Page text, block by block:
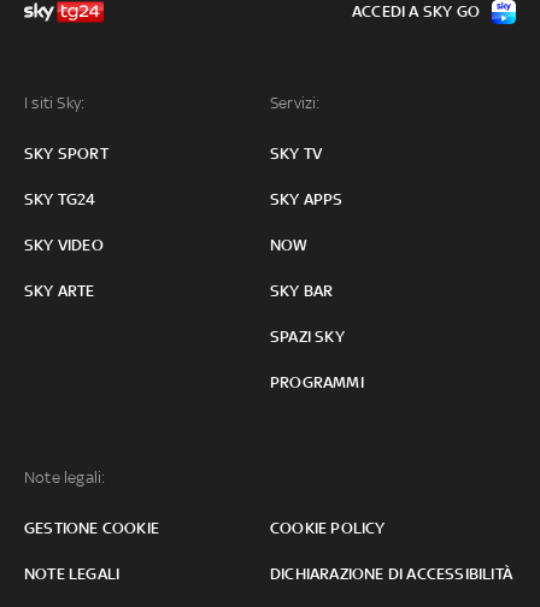
I siti Sky:
SKY SPORT
SKY TG24
SKY VIDEO
SKY ARTE
Servizi:
SKY TV
SKY APPS
NOW
SKY BAR
SPAZI SKY
PROGRAMMI
Note legali:
GESTIONE COOKIE COOKIE POLICY
NOTE LEGALI DICHIARAZIONE DI ACCESSIBILITÀ
ACCEDI A SKY GO